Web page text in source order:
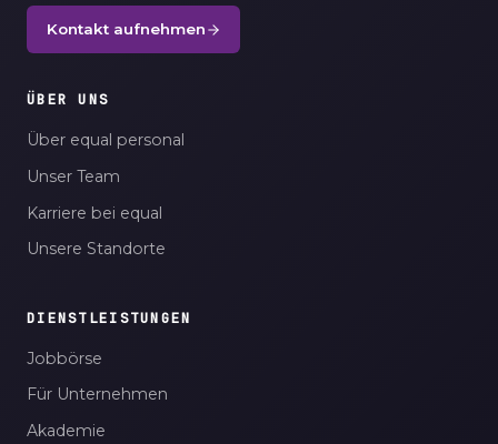
Kontakt aufnehmen
ÜBER UNS
Über equal personal
Unser Team
Karriere bei equal
Unsere Standorte
DIENSTLEISTUNGEN
Jobbörse
Für Unternehmen
Akademie